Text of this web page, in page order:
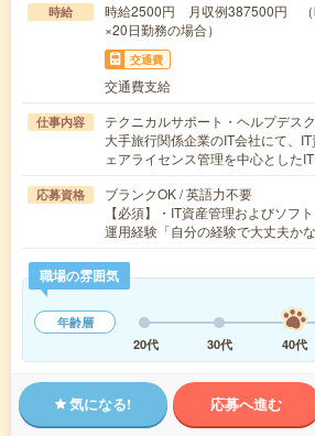
時給
時給2500円 月収例387500円 （
×20日勤務の場合）
交通費
交通費支給
仕事内容
テクニカルサポート・ヘルプデスク
大手旅行関係企業のIT会社にて、
ェアライセンス管理を中心とした
応募資格
ブランクOK / 英語力不要
【必須】・IT資産管理およびソフ
運用経験「自分の経験で大丈夫か
職場の雰囲気
年齢層
20代
30代 40代
気になる! 応募へ進む